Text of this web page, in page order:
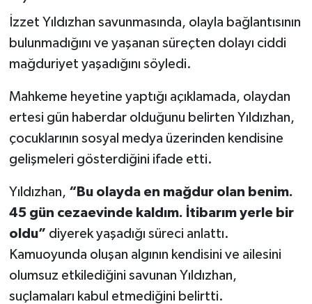
İzzet Yıldızhan savunmasında, olayla bağlantısının
bulunmadığını ve yaşanan süreçten dolayı ciddi
mağduriyet yaşadığını söyledi.
Mahkeme heyetine yaptığı açıklamada, olaydan
ertesi gün haberdar olduğunu belirten Yıldızhan,
çocuklarının sosyal medya üzerinden kendisine
gelişmeleri gösterdiğini ifade etti.
Yıldızhan, “Bu olayda en mağdur olan benim.
45 gün cezaevinde kaldım. İtibarım yerle bir
oldu” diyerek yaşadığı süreci anlattı.
Kamuoyunda oluşan algının kendisini ve ailesini
olumsuz etkilediğini savunan Yıldızhan,
suçlamaları kabul etmediğini belirtti.